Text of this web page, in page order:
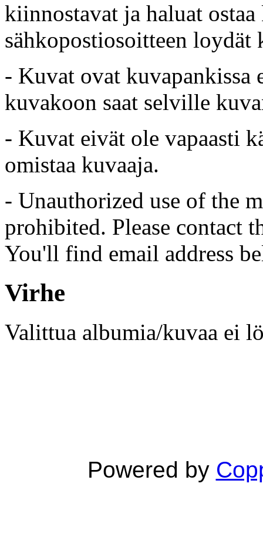
kiinnostavat ja haluat
sähkopostiosoitteen loydät
- Kuvat ovat kuvapankissa
kuvakoon saat selville
- Kuvat eivät ole vapaasti
omistaa kuvaaja.
- Unauthorized use of the
prohibited. Please contact
You'll find email address
Virhe
Valittua albumia/kuvaa ei
Powered by